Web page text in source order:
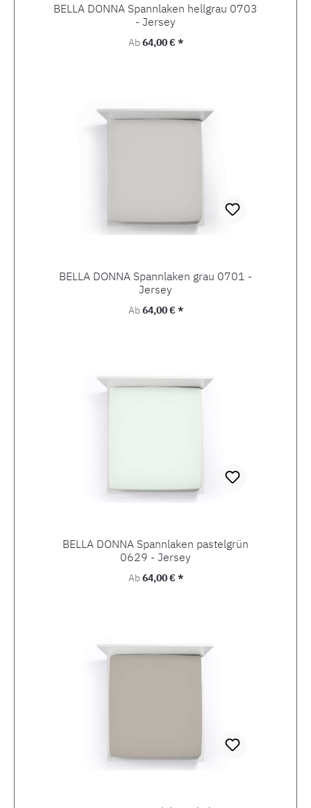
BELLA DONNA Spannlaken hellgrau 0703
- Jersey
Regulärer Preis:
Ab64,00 € *
BELLA DONNA Spannlaken grau 0701 -
Jersey
Regulärer Preis:
Ab64,00 € *
BELLA DONNA Spannlaken pastelgrün
0629 - Jersey
Regulärer Preis:
Ab64,00 € *